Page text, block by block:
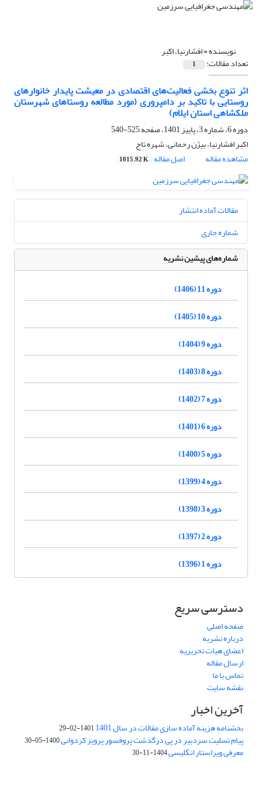
نویسنده =افشارنیا، اکبر
تعداد مقالات: 1
اثر تنوع بخشی فعالیت‌های اقتصادی در معیشت پایدار خانوارهای
روستایی با تاکید بر دامپروری (مورد مطالعه روستاهای شهرستان
ملکشاهی استان ایلام)
دوره 6، شماره 3، پاییز 1401، صفحه
525-540
اکبر افشارنیا، بیژن رحمانی، شهره تاج
مشاهده مقاله
اصل مقاله 1015.92 K
مقالات آماده انتشار
شماره جاری
شماره‌های پیشین نشریه
دوره 11 (1406)
دوره 10 (1405)
دوره 9 (1404)
دوره 8 (1403)
دوره 7 (1402)
دوره 6 (1401)
دوره 5 (1400)
دوره 4 (1399)
دوره 3 (1398)
دوره 2 (1397)
دوره 1 (1396)
دسترسی سریع
صفحه اصلی
درباره نشریه
اعضای هیات تحریریه
ارسال مقاله
تماس با ما
نقشه سایت
آخرین اخبار
بخشنامه هزینه آماده سازی مقالات در سال 1401 1401-02-29
پیام تسلیت سردبیر در پی درگذشت پروفسور پرویز کردوانی1400-05-30
معرفی ویراستار انگلیسی1404-11-30